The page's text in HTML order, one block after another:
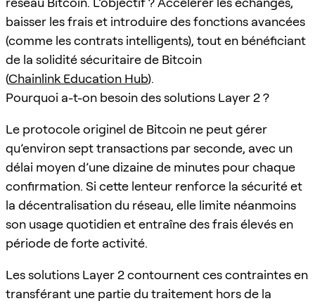
baisser les frais et introduire des fonctions avancées
(comme les contrats intelligents), tout en bénéficiant
de la solidité sécuritaire de Bitcoin
(Chainlink Education Hub).
Pourquoi a-t-on besoin des solutions Layer 2 ?
Le protocole originel de Bitcoin ne peut gérer
qu’environ sept transactions par seconde, avec un
délai moyen d’une dizaine de minutes pour chaque
confirmation. Si cette lenteur renforce la sécurité et
la décentralisation du réseau, elle limite néanmoins
son usage quotidien et entraîne des frais élevés en
période de forte activité.
Les solutions Layer 2 contournent ces contraintes en
transférant une partie du traitement hors de la